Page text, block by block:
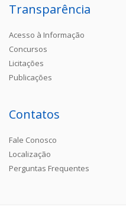
Transparência
Acesso à Informação
Concursos
Licitações
Publicações
Contatos
Fale Conosco
Localização
Perguntas Frequentes